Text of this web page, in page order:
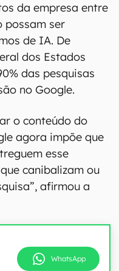
da empresa entre
possam ser
de IA. De
dos Estados
das pesquisas
no Google.
o conteúdo do
agora impõe que
esse
canibalizam ou
afirmou a
WhatsApp